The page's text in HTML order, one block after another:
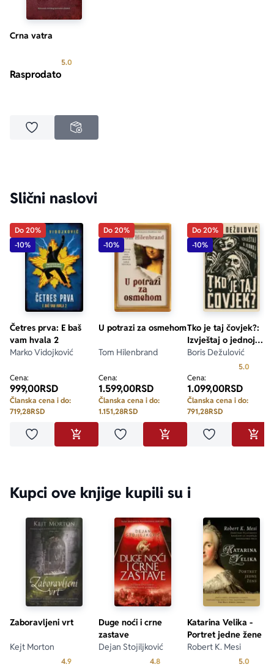
F. D. Džems
Crna vatra
5.0
Rasprodato
Dodaj u omiljeneNEDOSTUPNO
Slični naslovi
Do 20%
-10%
Četres prva: E baš
vam hvala 2
Marko Vidojković
Cena:
999,00RSD
Članska cena i do:
719,28RSD
Dodaj u omiljeneDODAJ U KORPU
Do 20%
-10%
U potrazi za osmehom
Tom Hilenbrand
Cena:
1.599,00RSD
Članska cena i do:
1.151,28RSD
Dodaj u omiljeneDODAJ U KORPU
Do 20%
-10%
Tko je taj čovjek?:
Izvještaj o jednoj
mogućnosti
Boris Dežulović
5.0
Cena:
1.099,00RSD
Članska cena i do:
791,28RSD
Dodaj u
Kupci ove knjige kupili su i
Zaboravljeni vrt
Kejt Morton
4.9Prosecna ocena je 4.9 od 5
Duge noći i crne
zastave
Dejan Stojiljković
4.8Prosecna ocena je 4.8 od 5
Katarina Velika -
Portret jedne žene
Robert K. Mesi
5.0